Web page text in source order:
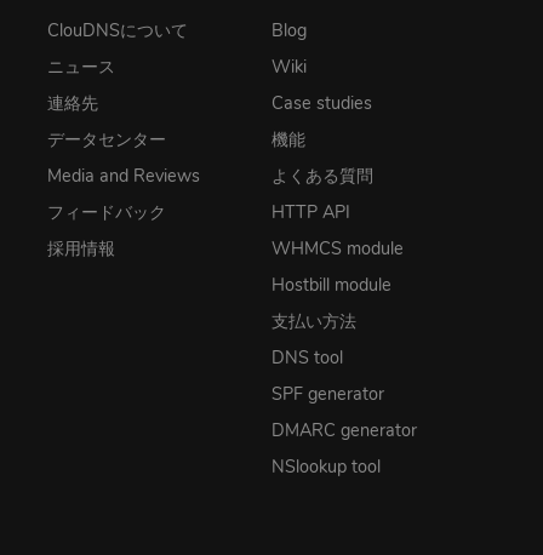
ClouDNSについて
ニュース
連絡先
データセンター
Media and Reviews
フィードバック
採用情報
Blog
Wiki
Case studies
機能
よくある質問
HTTP API
WHMCS module
Hostbill module
支払い方法
DNS tool
SPF generator
DMARC generator
NSlookup tool